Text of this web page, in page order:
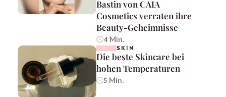
Bastin von CAIA
Cosmetics verraten ihre
Beauty-Geheimnisse
4 Min.
SKIN
Die beste Skincare bei
hohen Temperaturen
5 Min.